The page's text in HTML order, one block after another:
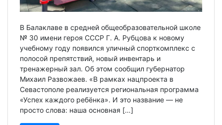
В Балаклаве в средней общеобразовательной школе
№ 30 имени героя СССР Г. А. Рубцова к новому
учебному году появился уличный спорткомплекс с
полосой препятствий, новый инвентарь и
тренажерный зал. Об этом сообщил губернатор
Михаил Развожаев. «В рамках нацпроекта в
Севастополе реализуется региональная программа
«Успех каждого ребёнка». И это название — не
просто слова: наша основная […]